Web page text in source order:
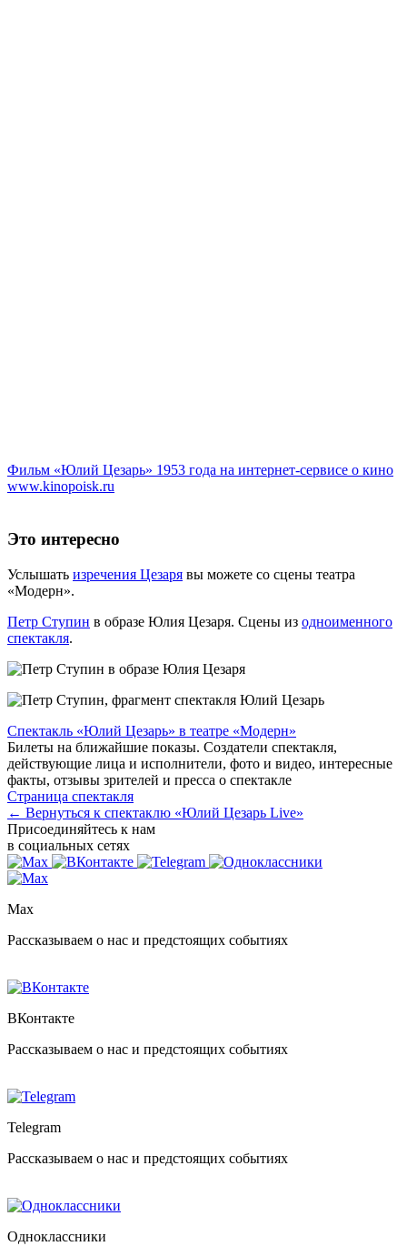
Фильм «Юлий Цезарь» 1953 года на интернет-сервисе о кино
www.kinopoisk.ru
Это интересно
Услышать изречения Цезаря вы можете со сцены театра
«Модерн».
Петр Ступин в образе Юлия Цезаря. Сцены из одноименного
спектакля.
Спектакль «Юлий Цезарь» в театре «Модерн»
Билеты на ближайшие показы. Создатели спектакля,
действующие лица и исполнители, фото и видео, интересные
факты, отзывы зрителей и пресса о спектакле
Страница спектакля
← Вернуться к спектаклю «Юлий Цезарь Live»
Присоединяйтесь к нам
в социальных сетях
Max
Рассказываем о нас и предстоящих событиях
ВКонтакте
Рассказываем о нас и предстоящих событиях
Telegram
Рассказываем о нас и предстоящих событиях
Одноклассники